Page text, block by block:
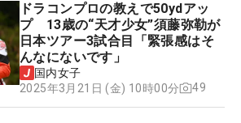
ドラコンプロの教えで50ydアッ
プ 13歳の“天才少女”須藤弥勒が
日本ツアー3試合目「緊張感はそ
んなにないです」
国内女子
2025年3月21日 (金) 10時00分
49